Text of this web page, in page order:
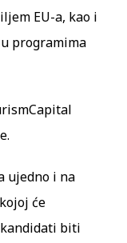
EU-a, kao i
programima
ujedno i na
će
biti